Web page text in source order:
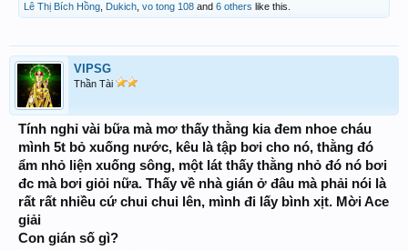
Lê Thị Bích Hồng Dukich vo tong 108 and 6 others like this.
VIPSG
Thần Tài
Tính nghỉ vài bữa mà mơ thấy thằng kia đem nhoe cháu
mình 5t bỏ xuống nước, kêu là tập bơi cho nó, thằng đó
ẩm nhỏ liện xuống sông, một lát thấy thằng nhỏ đó nó bơi
đc mà bơi giỏi nữa. Thấy về nhà gián ở đâu mà phải nói là
rất rất nhiều cứ chui chui lên, mình đi lấy bình xịt. Mời Ace
giải
Con gián số gì?